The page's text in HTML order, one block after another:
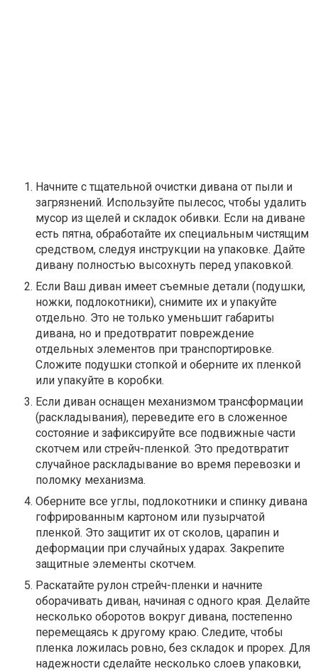
Начните с тщательной очистки дивана от пыли и
загрязнений. Используйте пылесос, чтобы удалить
мусор из щелей и складок обивки. Если на диване
есть пятна, обработайте их специальным чистящим
средством, следуя инструкции на упаковке. Дайте
дивану полностью высохнуть перед упаковкой.
Если Ваш диван имеет съемные детали (подушки,
ножки, подлокотники), снимите их и упакуйте
отдельно. Это не только уменьшит габариты
дивана, но и предотвратит повреждение
отдельных элементов при транспортировке.
Сложите подушки стопкой и оберните их пленкой
или упакуйте в коробки.
Если диван оснащен механизмом трансформации
(раскладывания), переведите его в сложенное
состояние и зафиксируйте все подвижные части
скотчем или стрейч-пленкой. Это предотвратит
случайное раскладывание во время перевозки и
поломку механизма.
Оберните все углы, подлокотники и спинку дивана
гофрированным картоном или пузырчатой
пленкой. Это защитит их от сколов, царапин и
деформации при случайных ударах. Закрепите
защитные элементы скотчем.
Раскатайте рулон стрейч-пленки и начните
оборачивать диван, начиная с одного края. Делайте
несколько оборотов вокруг дивана, постепенно
перемещаясь к другому краю. Следите, чтобы
пленка ложилась ровно, без складок и прорех. Для
надежности сделайте несколько слоев упаковки,